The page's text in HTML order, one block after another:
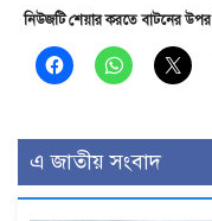
নিউজটি শেয়ার করতে বাটনের
এ জাতীয় সংবাদ